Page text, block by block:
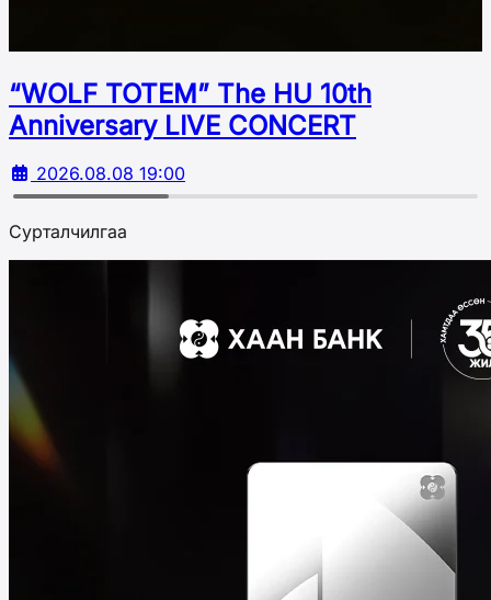
“WOLF TOTEM” The HU 10th
Аnniversary LIVE CONCERT
2026.08.08 19:00
Сурталчилгаа